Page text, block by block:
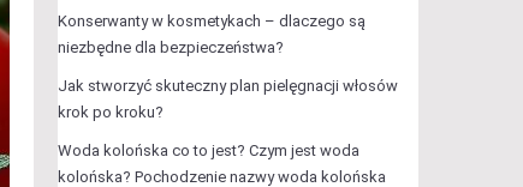
Konserwanty w kosmetykach – dlaczego są
niezbędne dla bezpieczeństwa?
Jak stworzyć skuteczny plan pielęgnacji włosów
krok po kroku?
Woda kolońska co to jest? Czym jest woda
kolońska? Pochodzenie nazwy woda kolońska